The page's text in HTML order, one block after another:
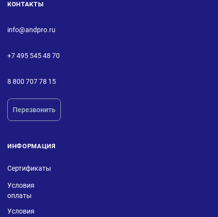
КОНТАКТЫ
info@andpro.ru
+7 495 545 48 70
8 800 707 78 15
Перезвонить
ИНФОРМАЦИЯ
Сертификаты
Условия
оплаты
Условия